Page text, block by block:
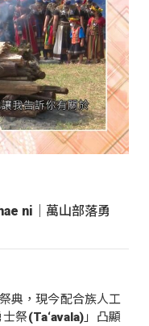
ni｜萬山部落勇
典，現今配合族人工
祭(Ta‘avala)」凸顯